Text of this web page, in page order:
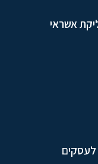
אשראי